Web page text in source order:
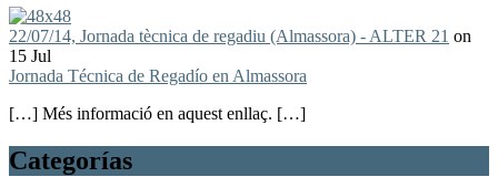
22/07/14, Jornada tècnica de regadiu (Almassora) - ALTER 21 on
15 Jul
Jornada Técnica de Regadío en Almassora
[…] Més informació en aquest enllaç. […]
Categorías